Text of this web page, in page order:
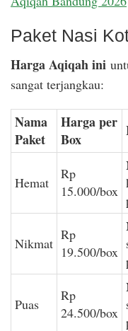
Paket Nasi
Harga Aqiqah ini
sangat terjangkau:
Nama
Paket
Harga per
Box
Hemat
Rp
15.000/box
Nikmat
Rp
19.500/box
Puas
Rp
24.500/box